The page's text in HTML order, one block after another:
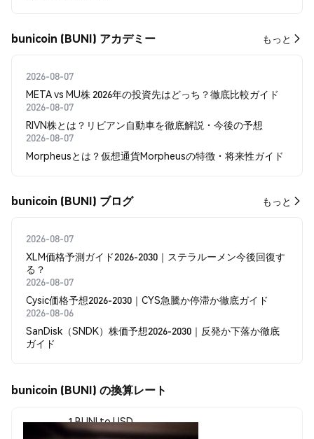
bunicoin (BUNI) アカデミー もっと
2026-08-07
META vs MU株 2026年の投資先はどっち？徹底比較ガイド
2026-08-07
RIVN株とは？リビアン自動車を徹底解説・今後の予想
2026-08-07
Morpheusとは？仮想通貨Morpheusの特徴・将来性ガイド
bunicoin (BUNI) ブログ もっと
2026-08-07
XLM価格予測ガイド2026-2030｜ステラルーメン今後回復す
る？
2026-08-07
Cysic価格予想2026-2030｜CYS急騰か停滞か徹底ガイド
2026-08-06
SanDisk（SNDK）株価予想2026-2030｜反発か下落か徹底
ガイド
bunicoin (BUNI) の換算レート
1 BUNI to USD